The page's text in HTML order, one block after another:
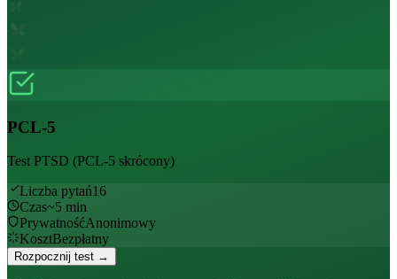
PCL-5
Test PTSD (PCL-5 skrócony)
Liczba pytań16
Czas~5 min
PrywatnośćAnonimowy
KosztBezpłatny
Rozpocznij test →